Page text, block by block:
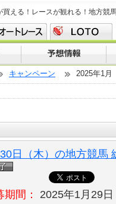
買える！レースが観れる！地方競
キャンペーン 2025年1月
日（木）の地方競馬
期間：
2025年1月29